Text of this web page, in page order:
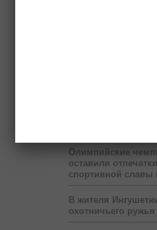
Олимпийские
оставили
спортивной славы
В жителя
охотничьего ружья